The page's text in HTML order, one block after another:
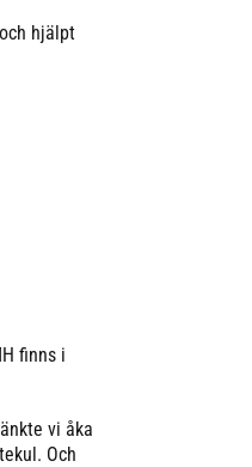
hjälpt
finns i
vi åka
Och